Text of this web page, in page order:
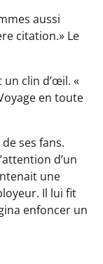
aussi
citation.» Le
un clin d’œil. «
en toute
ses fans.
d’un
une
Il lui fit
enfoncer un